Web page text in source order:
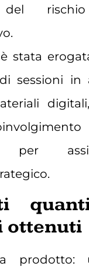
del
stata
sessioni in
per
ottenuti
prodotto: